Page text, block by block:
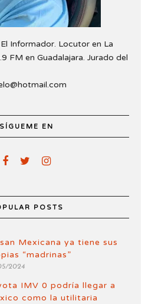
Informador. Locutor en La
FM en Guadalajara. Jurado del
SÍGUEME EN
POSTS
Mexicana ya tiene sus
“madrinas”
2024
IMV 0 podría llegar a
como la utilitaria